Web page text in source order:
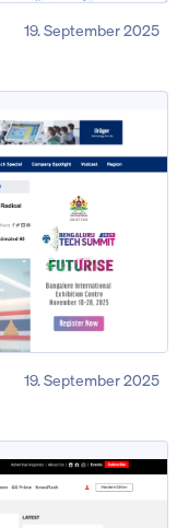
19. September 2025
19. September 2025